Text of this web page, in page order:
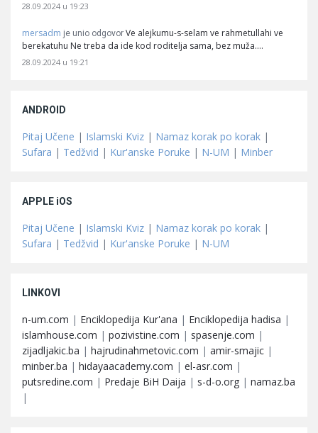
28.09.2024 u 19:23
mersadm je unio odgovor Ve alejkumu-s-selam ve rahmetullahi ve
berekatuhu Ne treba da ide kod roditelja sama, bez muža.…
28.09.2024 u 19:21
ANDROID
Pitaj Učene | Islamski Kviz | Namaz korak po korak |
Sufara | Tedžvid | Kur'anske Poruke | N-UM | Minber
APPLE iOS
Pitaj Učene | Islamski Kviz | Namaz korak po korak |
Sufara | Tedžvid | Kur'anske Poruke | N-UM
LINKOVI
n-um.com | Enciklopedija Kur'ana | Enciklopedija hadisa |
islamhouse.com | pozivistine.com | spasenje.com |
zijadljakic.ba | hajrudinahmetovic.com | amir-smajic |
minber.ba | hidayaacademy.com | el-asr.com |
putsredine.com | Predaje BiH Daija | s-d-o.org | namaz.ba
|